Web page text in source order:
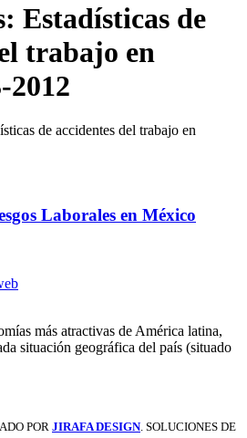
Estadísticas de
trabajo en
2012
de accidentes del trabajo en
Laborales en México
más atractivas de América latina,
situación geográfica del país (situado
POR JIRAFA DESIGN. SOLUCIONES DE